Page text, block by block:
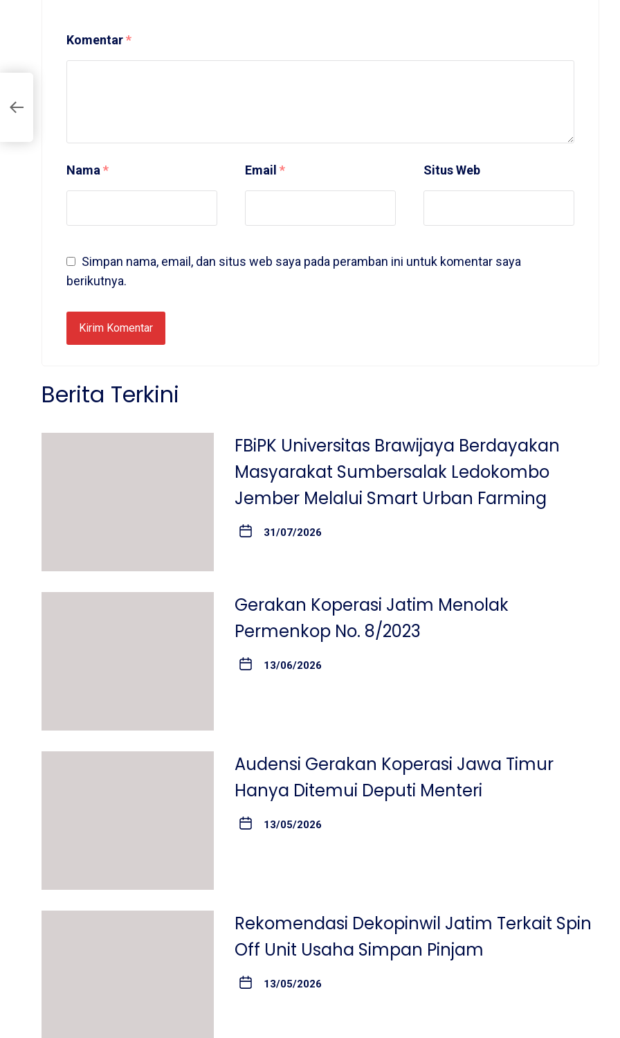
Komentar*
Nama * Email * Situs Web
Simpan nama, email, dan situs web saya pada peramban ini untuk komentar saya
berikutnya.
Berita Terkini
FBiPK Universitas Brawijaya Berdayakan
Masyarakat Sumbersalak Ledokombo
Jember Melalui Smart Urban Farming
31/07/2026
Gerakan Koperasi Jatim Menolak
Permenkop No. 8/2023
13/06/2026
Audensi Gerakan Koperasi Jawa Timur
Hanya Ditemui Deputi Menteri
13/05/2026
Rekomendasi Dekopinwil Jatim Terkait Spin
Off Unit Usaha Simpan Pinjam
13/05/2026